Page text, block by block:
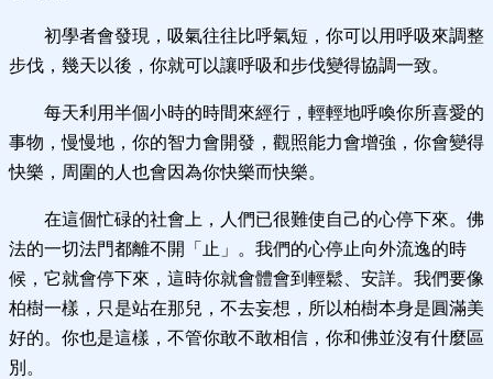
初學者會發現，吸氣往往比呼氣短，你可以用呼吸來調整
步伐，幾天以後，你就可以讓呼吸和步伐變得協調一致。
每天利用半個小時的時間來經行，輕輕地呼喚你所喜愛的
事物，慢慢地，你的智力會開發，觀照能力會增強，你會變得
快樂，周圍的人也會因為你快樂而快樂。
在這個忙碌的社會上，人們已很難使自己的心停下來。佛
法的一切法門都離不開「止」。我們的心停止向外流逸的時
候，它就會停下來，這時你就會體會到輕鬆、安詳。我們要像
柏樹一樣，只是站在那兒，不去妄想，所以柏樹本身是圓滿美
好的。你也是這樣，不管你敢不敢相信，你和佛並沒有什麼區
別。